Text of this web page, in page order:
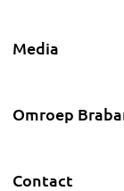
Media
Omroep
Contact